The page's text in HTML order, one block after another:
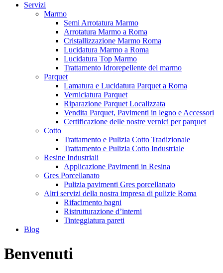
Servizi
Marmo
Semi Arrotatura Marmo
Arrotatura Marmo a Roma
Cristallizzazione Marmo Roma
Lucidatura Marmo a Roma
Lucidatura Top Marmo
Trattamento Idrorepellente del marmo
Parquet
Lamatura e Lucidatura Parquet a Roma
Verniciatura Parquet
Riparazione Parquet Localizzata
Vendita Parquet, Pavimenti in legno e Accessori
Certificazione delle nostre vernici per parquet
Cotto
Trattamento e Pulizia Cotto Tradizionale
Trattamento e Pulizia Cotto Industriale
Resine Industriali
Applicazione Pavimenti in Resina
Gres Porcellanato
Pulizia pavimenti Gres porcellanato
Altri servizi della nostra impresa di pulizie Roma
Rifacimento bagni
Ristrutturazione d’interni
Tinteggiatura pareti
Blog
Benvenuti